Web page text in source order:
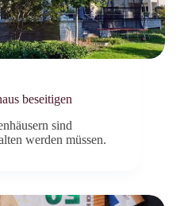
beseitigen
sind
werden müssen.